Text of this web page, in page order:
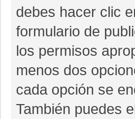
debes hacer clic
formulario de
los permisos
menos dos
cada opción se
También puedes